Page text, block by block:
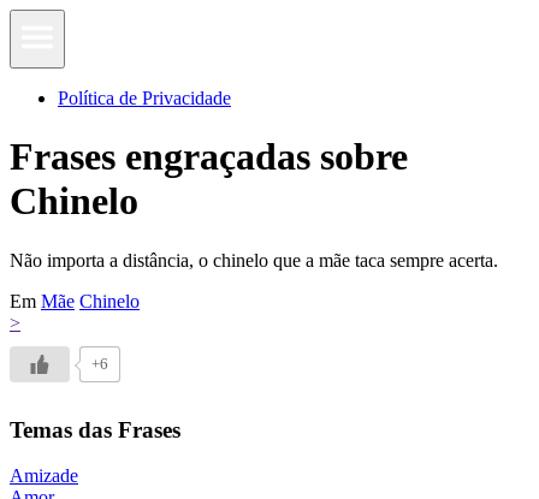
Política de Privacidade
Frases engraçadas sobre
Chinelo
Não importa a distância, o chinelo que a mãe taca sempre acerta.
Em Mãe Chinelo
>
+6
Temas das Frases
Amizade